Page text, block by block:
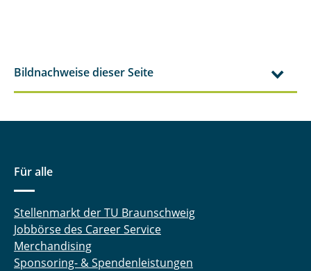
Bildnachweise dieser Seite
Für alle
Stellenmarkt der TU Braunschweig
Jobbörse des Career Service
Merchandising
Sponsoring- & Spendenleistungen